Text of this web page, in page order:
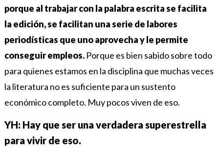
porque al trabajar con la palabra escrita se facilita
la edición, se facilitan una serie de labores
periodísticas que uno aprovecha y le permite
conseguir empleos. Porque es bien sabido sobre todo
para quienes estamos en la disciplina que muchas veces
la literatura no es suficiente para un sustento
económico completo. Muy pocos viven de eso.
YH: Hay que ser una verdadera superestrella
para vivir de eso.